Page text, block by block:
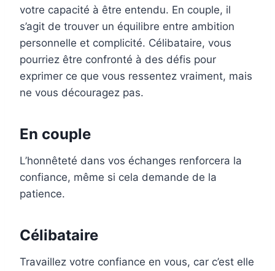
votre capacité à être entendu. En couple, il
s’agit de trouver un équilibre entre ambition
personnelle et complicité. Célibataire, vous
pourriez être confronté à des défis pour
exprimer ce que vous ressentez vraiment, mais
ne vous découragez pas.
En couple
L’honnêteté dans vos échanges renforcera la
confiance, même si cela demande de la
patience.
Célibataire
Travaillez votre confiance en vous, car c’est elle